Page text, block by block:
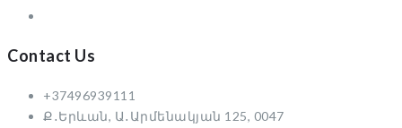
Contact Us
+37496939111
Ք․Երևան, Ա․Արմենակյան 125, 0047